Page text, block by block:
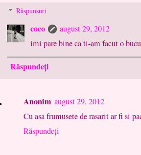
Răspunsuri
coco
august 29, 2012
imi pare bine ca ti-am facut o
Răspundeți
Anonim august 29, 2012
Cu asa frumusete de rasarit ar fi si
Răspundeți